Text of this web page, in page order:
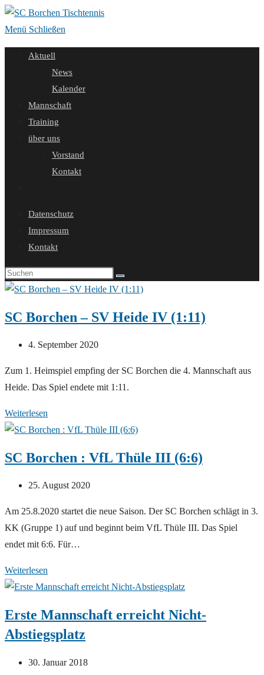
Zum
Inhalt
springen
Menü Schließen
Aktuell
News
Kalender
Mannschaft
Training
über uns
Vorstand
Kontakt
umschalten
Datenschutz
Impressum
Kontakt
SC Borchen – SV Heide IV (1:11)
Beitrag
4. September 2020
Zum 1. Heimspiel empfing der SC Borchen die 4. Mannschaft aus
Heide. Das Spiel endete mit 1:11.
Weiterlesen
Borchen
SV
(1:11)
SC Borchen : VfL Thüle III (6:6)
Beitrag
25. August 2020
Am 25.8.2020 startet die neue Saison. Der SC Borchen schlägt in 3.
KK (Gruppe 1) auf und beginnt beim VfL Thüle III. Das Spiel
endet mit 6:6. Für…
Weiterlesen
Borchen
VfL
Thüle
(6:6)
Erste Mannschaft erreicht Nicht-
Abstiegsplatz
Beitrag
30. Januar 2018